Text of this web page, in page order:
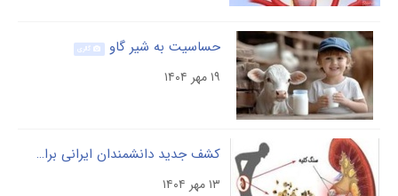
حساسیت به شیر گاو گالری
۱۹ مهر ۱۴۰۴
کشف جدید دانشمندان ایرانی برای دفع سنگ کلیه
۱۳ مهر ۱۴۰۴